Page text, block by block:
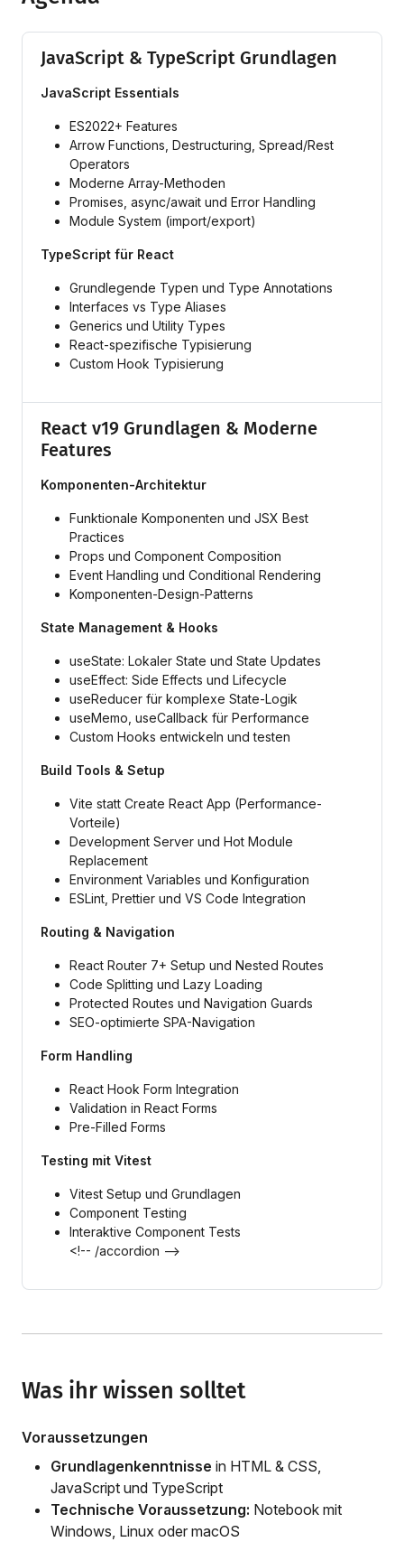
JavaScript & TypeScript Grundlagen
JavaScript Essentials
ES2022+ Features
Arrow Functions, Destructuring, Spread/Rest
Operators
Moderne Array-Methoden
Promises, async/await und Error Handling
Module System (import/export)
TypeScript für React
Grundlegende Typen und Type Annotations
Interfaces vs Type Aliases
Generics und Utility Types
React-spezifische Typisierung
Custom Hook Typisierung
React v19 Grundlagen & Moderne
Features
Komponenten-Architektur
Funktionale Komponenten und JSX Best
Practices
Props und Component Composition
Event Handling und Conditional Rendering
Komponenten-Design-Patterns
State Management & Hooks
useState: Lokaler State und State Updates
useEffect: Side Effects und Lifecycle
useReducer für komplexe State-Logik
useMemo, useCallback für Performance
Custom Hooks entwickeln und testen
Build Tools & Setup
Vite statt Create React App (Performance-
Vorteile)
Development Server und Hot Module
Replacement
Environment Variables und Konfiguration
ESLint, Prettier und VS Code Integration
Routing & Navigation
React Router 7+ Setup und Nested Routes
Code Splitting und Lazy Loading
Protected Routes und Navigation Guards
SEO-optimierte SPA-Navigation
Form Handling
React Hook Form Integration
Validation in React Forms
Pre-Filled Forms
Testing mit Vitest
Vitest Setup und Grundlagen
Component Testing
Interaktive Component Tests
<!-- /accordion -->
Was ihr wissen solltet
Voraussetzungen
Grundlagenkenntnisse in HTML & CSS,
JavaScript und TypeScript
Technische Voraussetzung: Notebook mit
Windows, Linux oder macOS